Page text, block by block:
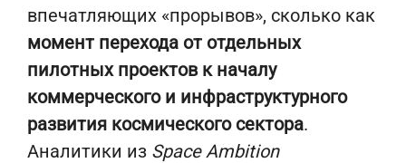
впечатляющих «прорывов», сколько как
момент перехода от отдельных
пилотных проектов к началу
коммерческого и инфраструктурного
развития космического сектора.
Аналитики из Space Ambition